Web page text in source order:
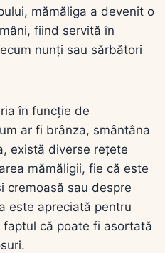
mămăliga a devenit o
fiind servită în
nunți sau sărbători
în funcție de
ar fi brânza, smântâna
există diverse rețete
mămăligii, fie că este
cremoasă sau despre
este apreciată pentru
că poate fi asortată